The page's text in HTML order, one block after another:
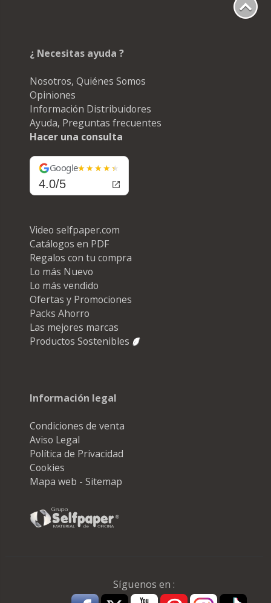
¿ Necesitas ayuda ?
Nosotros, Quiénes Somos
Opiniones
Información Distribuidores
Ayuda, Preguntas frecuentes
Hacer una consulta
Google
4.0/5
Video selfpaper.com
Catálogos en PDF
Regalos con tu compra
Lo más Nuevo
Lo más vendido
Ofertas y Promociones
Packs Ahorro
Las mejores marcas
Productos Sostenibles
Información legal
Condiciones de venta
Aviso Legal
Política de Privacidad
Cookies
Mapa web - Sitemap
Síguenos en :